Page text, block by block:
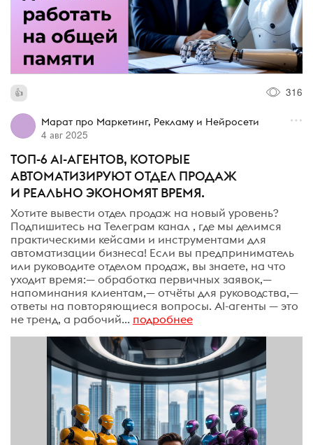
316
Марат про Маркетинг, Рекламу и Нейросети
4 авг 2025
ТОП-6 AI-АГЕНТОВ, КОТОРЫЕ
АВТОМАТИЗИРУЮТ ОТДЕЛ ПРОДАЖ
И РЕАЛЬНО ЭКОНОМЯТ ВРЕМЯ.
Хотите вывести отдел продаж на новый уровень?
Подпишитесь на Телеграм канал , где мы делимся
практическими кейсами и инструментами для
автоматизации бизнеса! Если вы предприниматель
или руководите отделом продаж, вы знаете, на что
уходит время:— обработка первичных заявок,—
напоминания клиентам,— отчёты для руководства,—
ответы на повторяющиеся вопросы. AI-агенты — это
не тренд, а рабочий... подробнее